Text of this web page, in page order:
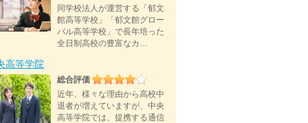
同学校法人が運営する「郁文
館高等学校」「郁文館グロー
バル高等学校」で長年培った
全日制高校の豊富なカ…
高等学院
総合評価
近年、様々な理由から高校中
退者が増えていますが、中央
高等学院では、提携する通信